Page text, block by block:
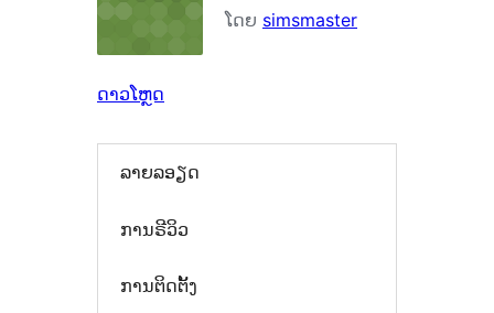
ໂດຍ simsmaster
ດາວໂຫຼດ
ລາຍລອຽດ
ການຣີວິວ
ການຕິດຕັ້ງ